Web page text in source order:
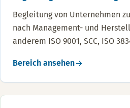
Begleitung von Unternehmen
nach Management- und
anderem ISO 9001, SCC, ISO
Bereich ansehen